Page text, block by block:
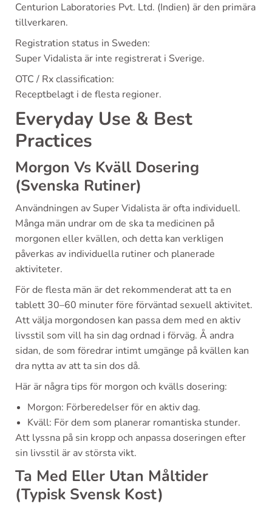
Centurion Laboratories Pvt. Ltd. (Indien) är den primära
tillverkaren.
Registration status in Sweden:
Super Vidalista är inte registrerat i Sverige.
OTC / Rx classification:
Receptbelagt i de flesta regioner.
Everyday Use & Best
Practices
Morgon Vs Kväll Dosering
(Svenska Rutiner)
Användningen av Super Vidalista är ofta individuell.
Många män undrar om de ska ta medicinen på
morgonen eller kvällen, och detta kan verkligen
påverkas av individuella rutiner och planerade
aktiviteter.
För de flesta män är det rekommenderat att ta en
tablett 30–60 minuter före förväntad sexuell aktivitet.
Att välja morgondosen kan passa dem med en aktiv
livsstil som vill ha sin dag ordnad i förväg. Å andra
sidan, de som föredrar intimt umgänge på kvällen kan
dra nytta av att ta sin dos då.
Här är några tips för morgon och kvälls dosering:
Morgon: Förberedelser för en aktiv dag.
Kväll: För dem som planerar romantiska stunder.
Att lyssna på sin kropp och anpassa doseringen efter
sin livsstil är av största vikt.
Ta Med Eller Utan Måltider
(Typisk Svensk Kost)